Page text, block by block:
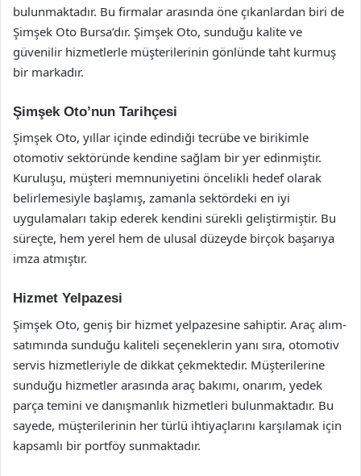
bulunmaktadır. Bu firmalar arasında öne çıkanlardan biri de
Şimşek Oto Bursa’dır. Şimşek Oto, sunduğu kalite ve
güvenilir hizmetlerle müşterilerinin gönlünde taht kurmuş
bir markadır.
Şimşek Oto’nun Tarihçesi
Şimşek Oto, yıllar içinde edindiği tecrübe ve birikimle
otomotiv sektöründe kendine sağlam bir yer edinmiştir.
Kuruluşu, müşteri memnuniyetini öncelikli hedef olarak
belirlemesiyle başlamış, zamanla sektördeki en iyi
uygulamaları takip ederek kendini sürekli geliştirmiştir. Bu
süreçte, hem yerel hem de ulusal düzeyde birçok başarıya
imza atmıştır.
Hizmet Yelpazesi
Şimşek Oto, geniş bir hizmet yelpazesine sahiptir. Araç alım-
satımında sunduğu kaliteli seçeneklerin yanı sıra, otomotiv
servis hizmetleriyle de dikkat çekmektedir. Müşterilerine
sunduğu hizmetler arasında araç bakımı, onarım, yedek
parça temini ve danışmanlık hizmetleri bulunmaktadır. Bu
sayede, müşterilerinin her türlü ihtiyaçlarını karşılamak için
kapsamlı bir portföy sunmaktadır.